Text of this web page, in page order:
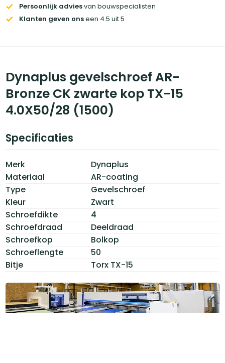
Persoonlijk adviesvan bouwspecialisten
Klanten geven onseen 4.5 uit 5
Dynaplus gevelschroef AR-
Bronze CK zwarte kop TX-15
4.0X50/28 (1500)
Specificaties
Merk
Dynaplus
Materiaal
AR-coating
Type
Gevelschroef
Kleur
Zwart
Schroefdikte
4
Schroefdraad
Deeldraad
Schroefkop
Bolkop
Schroeflengte
50
Bitje
Torx TX-15